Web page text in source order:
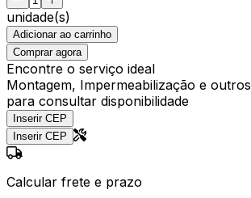
unidade(s)
Adicionar ao carrinho
Comprar agora
Encontre o serviço ideal
Montagem, Impermeabilização e outros
para consultar disponibilidade
Inserir CEP
Inserir CEP
Calcular frete e prazo